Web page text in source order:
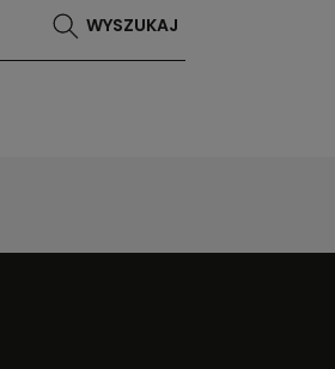
WYSZUKAJ